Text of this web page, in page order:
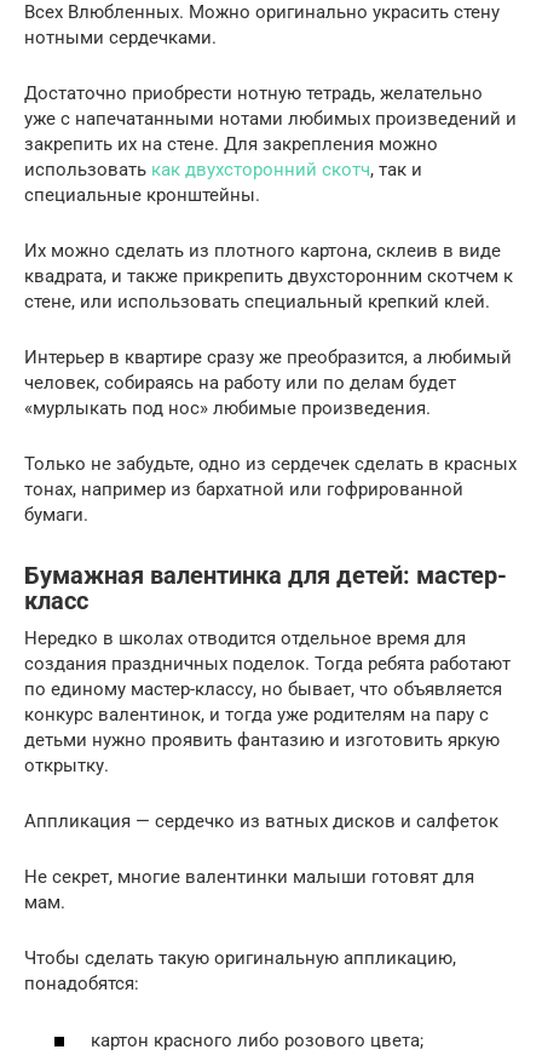
Всех Влюбленных. Можно оригинально украсить стену
нотными сердечками.
Достаточно приобрести нотную тетрадь, желательно
уже с напечатанными нотами любимых произведений и
закрепить их на стене. Для закрепления можно
использовать как двухсторонний скотч, так и
специальные кронштейны.
Их можно сделать из плотного картона, склеив в виде
квадрата, и также прикрепить двухсторонним скотчем к
стене, или использовать специальный крепкий клей.
Интерьер в квартире сразу же преобразится, а любимый
человек, собираясь на работу или по делам будет
«мурлыкать под нос» любимые произведения.
Только не забудьте, одно из сердечек сделать в красных
тонах, например из бархатной или гофрированной
бумаги.
Бумажная валентинка для детей: мастер-
класс
Нередко в школах отводится отдельное время для
создания праздничных поделок. Тогда ребята работают
по единому мастер-классу, но бывает, что объявляется
конкурс валентинок, и тогда уже родителям на пару с
детьми нужно проявить фантазию и изготовить яркую
открытку.
Аппликация — сердечко из ватных дисков и салфеток
Не секрет, многие валентинки малыши готовят для
мам.
Чтобы сделать такую оригинальную аппликацию,
понадобятся:
картон красного либо розового цвета;